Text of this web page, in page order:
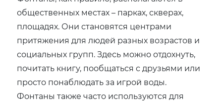
общественных местах – парках‚ скверах‚
площадях. Они становятся центрами
притяжения для людей разных возрастов и
социальных групп. Здесь можно отдохнуть‚
почитать книгу‚ пообщаться с друзьями или
просто понаблюдать за игрой воды.
Фонтаны также часто используются для